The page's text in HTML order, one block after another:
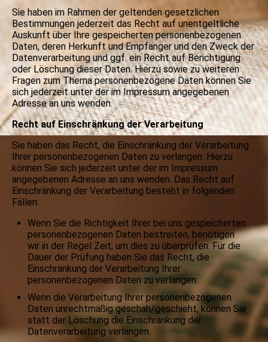
Sie haben im Rahmen der geltenden gesetzlichen
Bestimmungen jederzeit das Recht auf unentgeltliche
Auskunft über Ihre gespeicherten personenbezogenen
Daten, deren Herkunft und Empfänger und den Zweck der
Datenverarbeitung und ggf. ein Recht auf Berichtigung
oder Löschung dieser Daten. Hierzu sowie zu weiteren
Fragen zum Thema personenbezogene Daten können Sie
sich jederzeit unter der im Impressum angegebenen
Adresse an uns wenden.
Recht auf Einschränkung der Verarbeitung
Sie haben das Recht, die Einschränkung der Verarbeitung
Ihrer personenbezogenen Daten zu verlangen. Hierzu
können Sie sich jederzeit unter der im Impressum
angegebenen Adresse an uns wenden. Das Recht auf
Einschränkung der Verarbeitung besteht in folgenden
Fällen:
Wenn Sie die Richtigkeit Ihrer bei uns gespeicherten
personenbezogenen Daten bestreiten, benötigen
wir in der Regel Zeit, um dies zu überprüfen. Für die
Dauer der Prüfung haben Sie das Recht, die
Einschränkung der Verarbeitung Ihrer
personenbezogenen Daten zu verlangen.
Wenn die Verarbeitung Ihrer personenbezogenen
Daten unrechtmäßig geschah/geschieht, können Sie
statt der Löschung die Einschränkung der
Datenverarbeitung verlangen.